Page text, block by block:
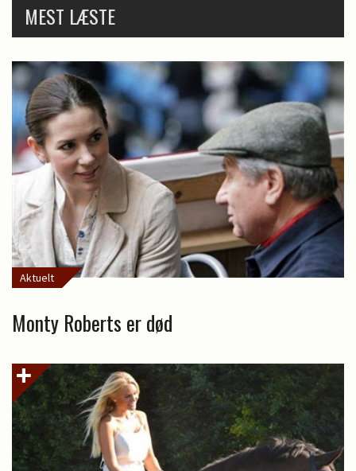
MEST LÆSTE
Aktuelt
Monty Roberts er død